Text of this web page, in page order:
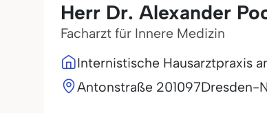
Herr Dr. Alexander
Facharzt für Innere Medizin
Internistische Hausarztpraxis
Antonstraße 201097Dresden-